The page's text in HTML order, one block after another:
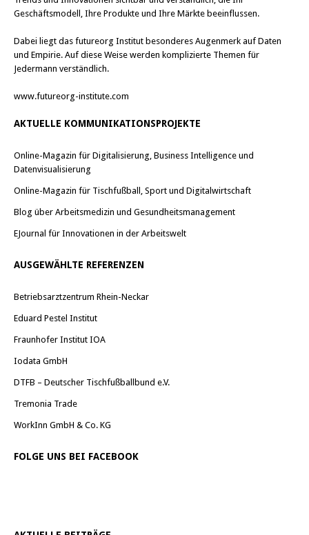
Geschäftsmodell, Ihre Produkte und Ihre Märkte beeinflussen.
Dabei liegt das futureorg Institut besonderes Augenmerk auf Daten
und Empirie. Auf diese Weise werden komplizierte Themen für
Jedermann verständlich.
www.futureorg-institute.com
AKTUELLE KOMMUNIKATIONSPROJEKTE
Online-Magazin für Digitalisierung, Business Intelligence und
Datenvisualisierung
Online-Magazin für Tischfußball, Sport und Digitalwirtschaft
Blog über Arbeitsmedizin und Gesundheitsmanagement
EJournal für Innovationen in der Arbeitswelt
AUSGEWÄHLTE REFERENZEN
Betriebsarztzentrum Rhein-Neckar
Eduard Pestel Institut
Fraunhofer Institut IOA
Iodata GmbH
DTFB – Deutscher Tischfußballbund e.V.
Tremonia Trade
WorkInn GmbH & Co. KG
FOLGE UNS BEI FACEBOOK